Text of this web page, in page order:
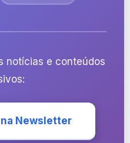
notícias e conteúdos
Newsletter